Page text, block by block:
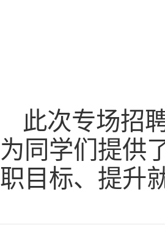
此次专场招
为同学们提供
职目标、提升